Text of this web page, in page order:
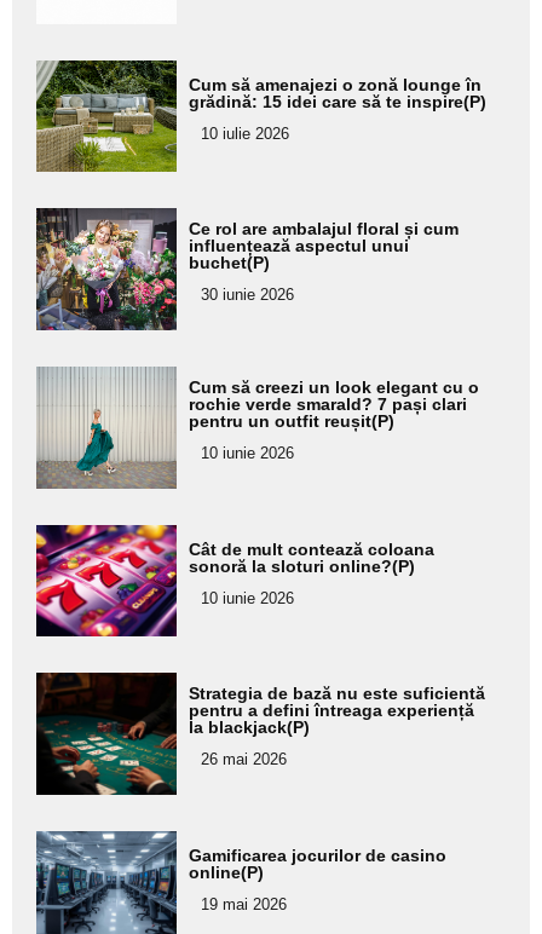
Adaugă
aici textul
pentru
subtitlu
Cum să amenajezi o zonă lounge în
grădină: 15 idei care să te inspire(P)
10 iulie 2026
Adaugă
aici textul
pentru
subtitlu
Ce rol are ambalajul floral și cum
influențează aspectul unui
buchet(P)
30 iunie 2026
Adaugă
aici textul
pentru
subtitlu
Cum să creezi un look elegant cu o
rochie verde smarald? 7 pași clari
pentru un outfit reușit(P)
10 iunie 2026
Adaugă
aici textul
pentru
subtitlu
Cât de mult contează coloana
sonoră la sloturi online?(P)
10 iunie 2026
Adaugă
aici textul
pentru
subtitlu
Strategia de bază nu este suficientă
pentru a defini întreaga experiență
la blackjack(P)
26 mai 2026
Adaugă
aici textul
pentru
Gamificarea jocurilor de casino
online(P)
19 mai 2026